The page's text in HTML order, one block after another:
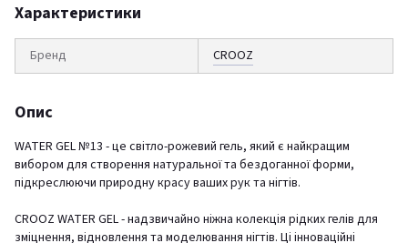
Характеристики
Бренд CROOZ
Опис
WATER GEL №13 - це світло-рожевий гель, який є найкращим
вибором для створення натуральної та бездоганної форми,
підкреслюючи природну красу ваших рук та нігтів.
CROOZ WATER GEL - надзвичайно ніжна колекція рідких гелів для
зміцнення, відновлення та моделювання нігтів. Ці інноваційні